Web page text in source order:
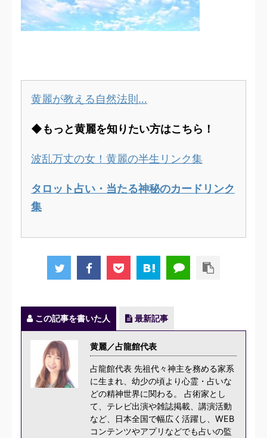
黄麗が教える自然法則…
◆もっと黄麗を知りたい方はこちら！
波乱万丈の女！黄麗の半生リンク集
タロット占い・当たる神秘のカードリンク
集
この記事を書いた人 最新記事
黄麗／占龍館代表
占龍館代表 先祖代々神主を務める家系
に生まれ、幼少の頃より心霊・占いな
どの精神世界に関わる。 占術家とし
て、テレビ出演や雑誌掲載、講演活動
など、日本全国で幅広く活躍し、WEB
コンテンツやアプリなどでも占いの監